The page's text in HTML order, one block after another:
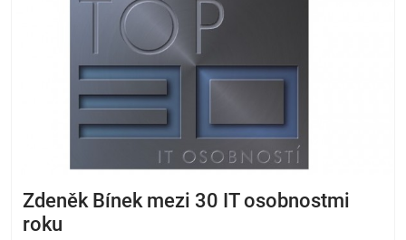
Zdeněk Bínek mezi 30 IT osobnostmi
roku